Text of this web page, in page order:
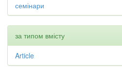
семінари
за типом вмісту
Article